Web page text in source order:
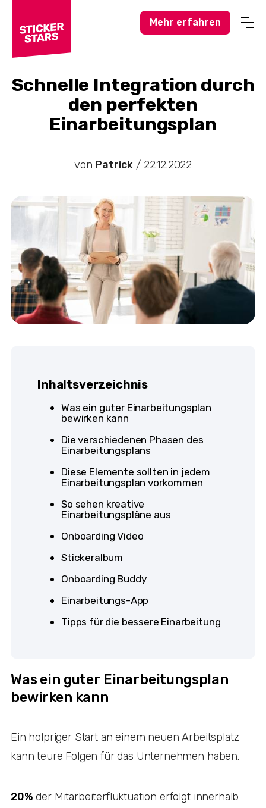
Amateursport
Feuerwehr-News
Karneval-Action
Hochzeitswelt
Sonstiges
Treueaktionen
Mehr erfahren
Schnelle Integration durch
den perfekten
Einarbeitungsplan
von Patrick / 22.12.2022
Inhaltsverzeichnis
Was ein guter Einarbeitungsplan
bewirken kann
Die verschiedenen Phasen des
Einarbeitungsplans
Diese Elemente sollten in jedem
Einarbeitungsplan vorkommen
So sehen kreative
Einarbeitungspläne aus
Onboarding Video
Stickeralbum
Onboarding Buddy
Einarbeitungs-App
Tipps für die bessere Einarbeitung
Was ein guter Einarbeitungsplan
bewirken kann
Ein holpriger Start an einem neuen Arbeitsplatz
kann teure Folgen für das Unternehmen haben.
20% der Mitarbeiterfluktuation erfolgt innerhalb